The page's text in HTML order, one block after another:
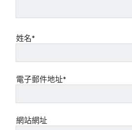
姓名*
電子郵件地址*
網站網址